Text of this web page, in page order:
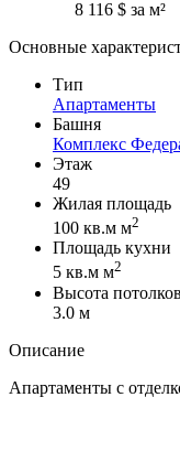
8 116 $ за м²
Основные
Тип
Апартаменты
Башня
Комплекс
Этаж
49
Жилая площадь
100 кв.м м2
Площадь кухни
5 кв.м м2
Высота потолков
3.0 м
Описание
Апартаменты с